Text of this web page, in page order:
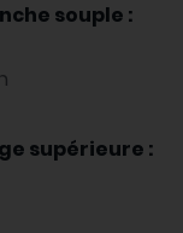
souple :
supérieure :